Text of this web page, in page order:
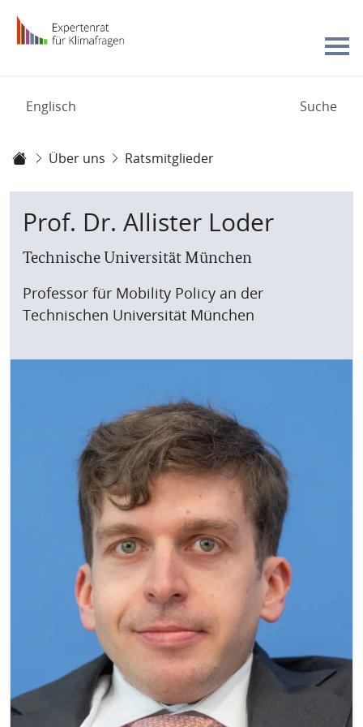
Englisch Suche
Über uns Ratsmitglieder
Prof. Dr. Allister Loder
Technische Universität München
Professor für Mobility Policy an der
Technischen Universität München